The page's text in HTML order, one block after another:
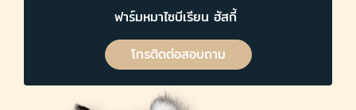
ฟาร์มหมาไซบีเรียน ฮัสกี้
โทรติดต่อสอบถาม